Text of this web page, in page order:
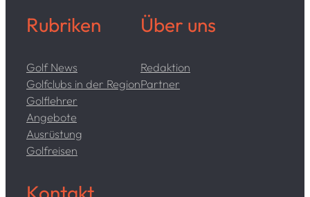
Rubriken
Golf News
Golfclubs in der Region
Golflehrer
Angebote
Ausrüstung
Golfreisen
Über uns
Redaktion
Partner